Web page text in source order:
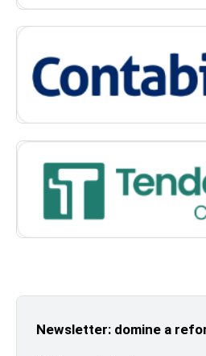
Newsletter: domine a